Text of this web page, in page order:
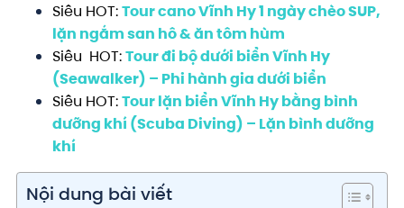
Siêu HOT:Tour cano Vĩnh Hy 1 ngày chèo SUP,
lặn ngắm san hô & ăn tôm hùm
Siêu HOT:Tour đi bộ dưới biển Vĩnh Hy
(Seawalker) – Phi hành gia dưới biển
Siêu HOT:Tour lặn biển Vĩnh Hy bằng bình
dưỡng khí (Scuba Diving) – Lặn bình dưỡng
khí
Nội dung bài viết